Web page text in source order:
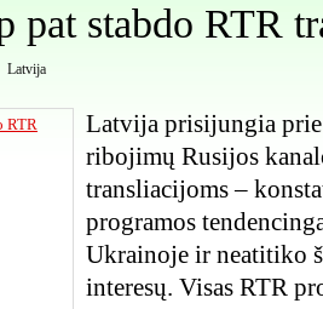
pat stabdo RTR
Latvija
Latvija prisijungia
ribojimų Rusijos
transliacijoms –
programos
Ukrainoje ir neatitiko
interesų. Visas RTR